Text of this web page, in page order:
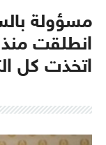
مسؤولة
اتخذت كل